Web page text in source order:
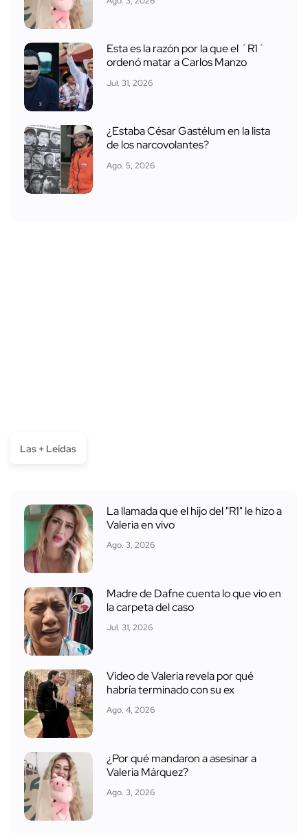
Esta es la razón por la que el ´R1´
ordenó matar a Carlos Manzo
Jul. 31, 2026
¿Estaba César Gastélum en la lista
de los narcovolantes?
Ago. 5, 2026
Las + Leídas
La llamada que el hijo del "R1" le hizo a
Valeria en vivo
Ago. 3, 2026
Madre de Dafne cuenta lo que vio en
la carpeta del caso
Jul. 31, 2026
Video de Valeria revela por qué
habría terminado con su ex
Ago. 4, 2026
¿Por qué mandaron a asesinar a
Valeria Márquez?
Ago. 3, 2026